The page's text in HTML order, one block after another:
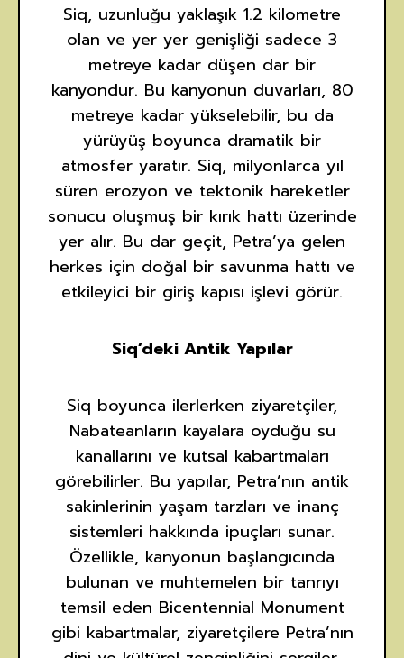
Siq, uzunluğu yaklaşık 1.2 kilometre
olan ve yer yer genişliği sadece 3
metreye kadar düşen dar bir
kanyondur. Bu kanyonun duvarları, 80
metreye kadar yükselebilir, bu da
yürüyüş boyunca dramatik bir
atmosfer yaratır. Siq, milyonlarca yıl
süren erozyon ve tektonik hareketler
sonucu oluşmuş bir kırık hattı üzerinde
yer alır. Bu dar geçit, Petra’ya gelen
herkes için doğal bir savunma hattı ve
etkileyici bir giriş kapısı işlevi görür.
Siq’deki Antik Yapılar
Siq boyunca ilerlerken ziyaretçiler,
Nabateanların kayalara oyduğu su
kanallarını ve kutsal kabartmaları
görebilirler. Bu yapılar, Petra’nın antik
sakinlerinin yaşam tarzları ve inanç
sistemleri hakkında ipuçları sunar.
Özellikle, kanyonun başlangıcında
bulunan ve muhtemelen bir tanrıyı
temsil eden Bicentennial Monument
gibi kabartmalar, ziyaretçilere Petra’nın